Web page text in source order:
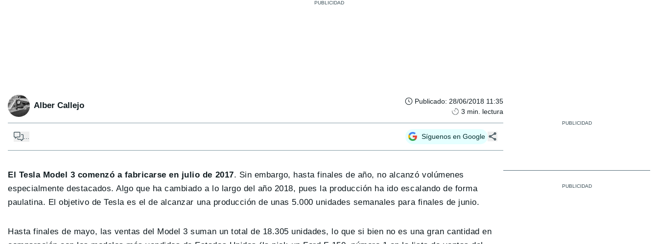
Alber Callejo Publicado: 28/06/2018 11:35
3 min. lectura
Síguenos en Google
El Tesla Model 3 comenzó a fabricarse en julio de 2017. Sin embargo, hasta finales de año, no alcanzó volúmenes
especialmente destacados. Algo que ha cambiado a lo largo del año 2018, pues la producción ha ido escalando de forma
paulatina. El objetivo de Tesla es el de alcanzar una producción de unas 5.000 unidades semanales para finales de junio.
Hasta finales de mayo, las ventas del Model 3 suman un total de 18.305 unidades, lo que si bien no es una gran cantidad en